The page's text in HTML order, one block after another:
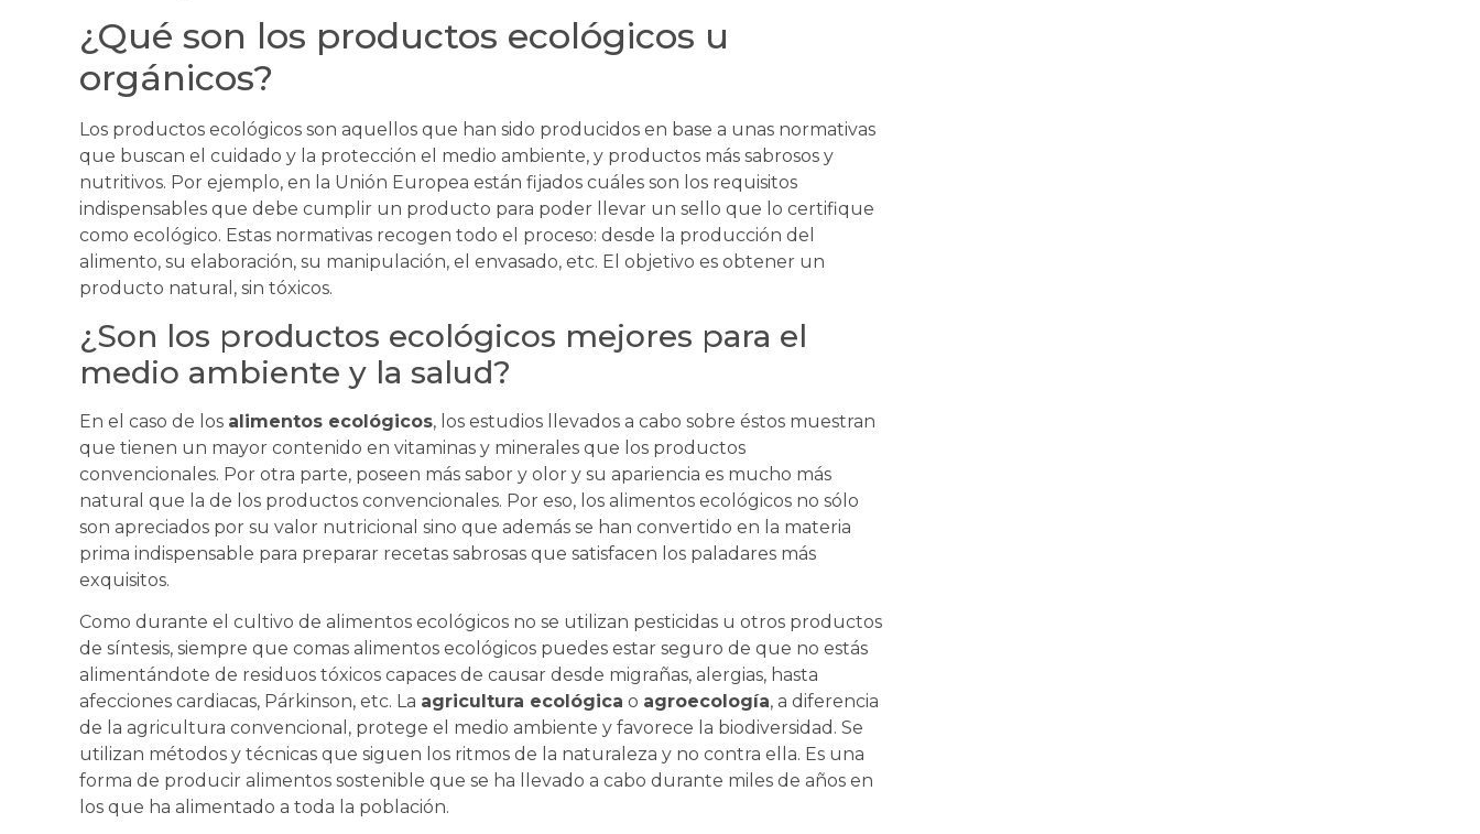
¿Qué son los productos ecológicos u
orgánicos?
Los productos ecológicos son aquellos que han sido producidos en base a unas normativas
que buscan el cuidado y la protección el medio ambiente, y productos más sabrosos y
nutritivos. Por ejemplo, en la Unión Europea están fijados cuáles son los requisitos
indispensables que debe cumplir un producto para poder llevar un sello que lo certifique
como ecológico. Estas normativas recogen todo el proceso: desde la producción del
alimento, su elaboración, su manipulación, el envasado, etc. El objetivo es obtener un
producto natural, sin tóxicos.
¿Son los productos ecológicos mejores para el
medio ambiente y la salud?
En el caso de los alimentos ecológicos, los estudios llevados a cabo sobre éstos muestran
que tienen un mayor contenido en vitaminas y minerales que los productos
convencionales. Por otra parte, poseen más sabor y olor y su apariencia es mucho más
natural que la de los productos convencionales. Por eso, los alimentos ecológicos no sólo
son apreciados por su valor nutricional sino que además se han convertido en la materia
prima indispensable para preparar recetas sabrosas que satisfacen los paladares más
exquisitos.
Como durante el cultivo de alimentos ecológicos no se utilizan pesticidas u otros productos
de síntesis, siempre que comas alimentos ecológicos puedes estar seguro de que no estás
alimentándote de residuos tóxicos capaces de causar desde migrañas, alergias, hasta
afecciones cardiacas, Párkinson, etc. La agricultura ecológica o agroecología, a diferencia
de la agricultura convencional, protege el medio ambiente y favorece la biodiversidad. Se
utilizan métodos y técnicas que siguen los ritmos de la naturaleza y no contra ella. Es una
forma de producir alimentos sostenible que se ha llevado a cabo durante miles de años en
los que ha alimentado a toda la población.